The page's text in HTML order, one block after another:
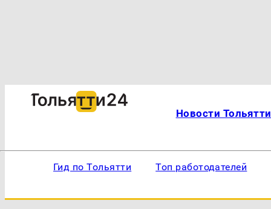
Новости Тольятти
Гид по Тольятти Топ работодателей